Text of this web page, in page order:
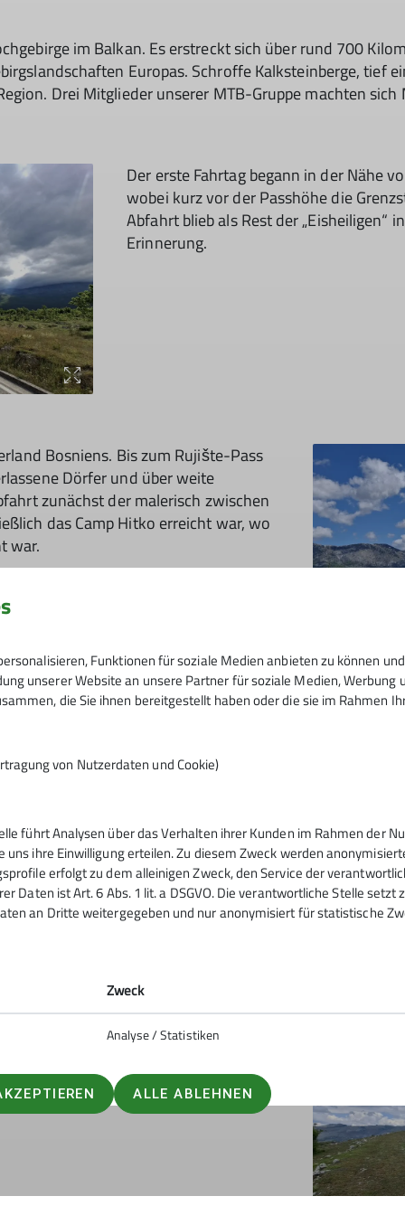
im Balkan. Es erstreckt sich über rund 700
Europas. Schroffe Kalksteinberge, tief
Drei Mitglieder unserer MTB-Gruppe machten
Der erste Fahrtag begann in der Nähe
wobei kurz vor der Passhöhe die
Abfahrt blieb als Rest der „Eisheiligen“
Erinnerung.
Bosniens. Bis zum Rujište-Pass
Dörfer und über weite
zunächst der malerisch zwischen
das Camp Hitko erreicht war, wo
war.
sein smaragdgrünes, glasklares und
Minenfeldern entlang der Strecke. Auf
- darunter aus Kalifornien, Schottland
Abend gemütlich ausklingen.
in Richtung Montenegro. Die
bessere Zeiten erlebt und fast
schließlich typisch bosnische
Funktionen für soziale Medien anbieten zu können
unserer Website an unsere Partner für soziale Medien, Werbung
die Sie ihnen bereitgestellt haben oder die sie im Rahmen
von Nutzerdaten und Cookie)
führt Analysen über das Verhalten ihrer Kunden im Rahmen der
uns ihre Einwilligung erteilen. Zu diesem Zweck werden
erfolgt zu dem alleinigen Zweck, den Service der
Daten ist Art. 6 Abs. 1 lit. a DSGVO. Die verantwortliche Stelle
an Dritte weitergegeben und nur anonymisiert für statistische
Zweck
Analyse / Statistiken
ALLE ABLEHNEN